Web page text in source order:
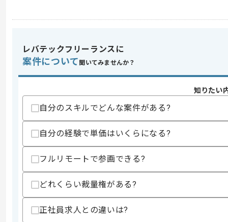
スキルに不安がある方へ
上記に似た経験やスキルをお持ちであれば申
精算条件
有
精算基準時間
140時間〜180時間
支払いサイト
15日
その他募集要項
商談回数
作業開始日
レバテックフリーランスに
案件について 聞いてみませんか？
知りたい
自分のスキルでどんな案件がある?
自分の経験で単価はいくらになる?
フルリモートで参画できる?
どれくらい裁量権がある?
正社員求人との違いは?